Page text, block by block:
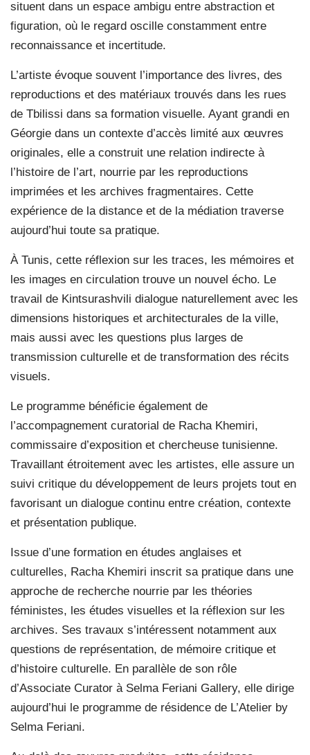
situent dans un espace ambigu entre abstraction et
figuration, où le regard oscille constamment entre
reconnaissance et incertitude.
L’artiste évoque souvent l’importance des livres, des
reproductions et des matériaux trouvés dans les rues
de Tbilissi dans sa formation visuelle. Ayant grandi en
Géorgie dans un contexte d’accès limité aux œuvres
originales, elle a construit une relation indirecte à
l’histoire de l’art, nourrie par les reproductions
imprimées et les archives fragmentaires. Cette
expérience de la distance et de la médiation traverse
aujourd’hui toute sa pratique.
À Tunis, cette réflexion sur les traces, les mémoires et
les images en circulation trouve un nouvel écho. Le
travail de Kintsurashvili dialogue naturellement avec les
dimensions historiques et architecturales de la ville,
mais aussi avec les questions plus larges de
transmission culturelle et de transformation des récits
visuels.
Le programme bénéficie également de
l’accompagnement curatorial de Racha Khemiri,
commissaire d’exposition et chercheuse tunisienne.
Travaillant étroitement avec les artistes, elle assure un
suivi critique du développement de leurs projets tout en
favorisant un dialogue continu entre création, contexte
et présentation publique.
Issue d’une formation en études anglaises et
culturelles, Racha Khemiri inscrit sa pratique dans une
approche de recherche nourrie par les théories
féministes, les études visuelles et la réflexion sur les
archives. Ses travaux s’intéressent notamment aux
questions de représentation, de mémoire critique et
d’histoire culturelle. En parallèle de son rôle
d’Associate Curator à Selma Feriani Gallery, elle dirige
aujourd’hui le programme de résidence de L’Atelier by
Selma Feriani.